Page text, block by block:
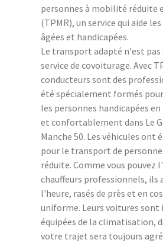
personnes à mobilité réduite
(TPMR), un service qui aide
âgées et handicapées.
Le transport adapté n'est pas
service de covoiturage. Avec
conducteurs sont des
été spécialement formés
les personnes handicapées
et confortablement dans Le
Manche 50. Les véhicules ont
pour le transport de
réduite. Comme vous pouvez
chauffeurs professionnels, ils
l'heure, rasés de près et en
uniforme. Leurs voitures sont
équipées de la climatisation,
votre trajet sera toujours